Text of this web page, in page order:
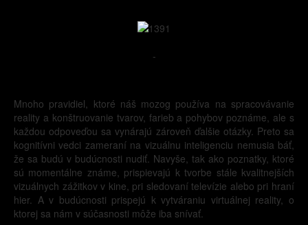
-
Mnoho pravidiel, ktoré náš mozog používa na spracovávanie
reality a konštruovanie tvarov, farieb a pohybov poznáme, ale s
každou odpoveďou sa vynárajú zároveň ďalšie otázky. Preto sa
kognitívni vedci zameraní na vizuálnu inteligenciu nemusia báť,
že sa budú v budúcnosti nudiť. Navyše, tak ako poznatky, ktoré
sú momentálne známe, prispievajú k tvorbe stále kvalitnejších
vizuálnych zážitkov v kine, pri sledovaní televízie alebo pri hraní
hier. A v budúcnosti prispejú k vytváraniu virtuálnej reality, o
ktorej sa nám v súčasnosti môže iba snívať.